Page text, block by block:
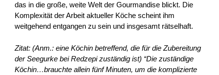
das in die große, weite Welt der Gourmandise blickt. Die
Komplexität der Arbeit aktueller Köche scheint ihm
weitgehend entgangen zu sein und insgesamt rätselhaft.
Zitat: (Anm.: eine Köchin betreffend, die für die Zubereitung
der Seegurke bei Redzepi zuständig ist) “Die zuständige
Köchin…brauchte allein fünf Minuten, um die komplizierte